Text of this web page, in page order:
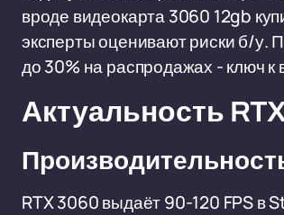
вроде видеокарта 3060 12gb
эксперты оценивают риски б/у.
до 30% на распродажах - ключ к
Актуальность
RTX 3060 выдаёт 90-120 FPS в